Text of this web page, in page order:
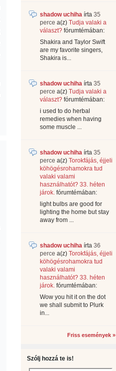
shadow uchiha írta 35
perce a(z) Tudja valaki a
választ? fórumtémában:
Shakira and Taylor Swift
are my favorite singers,
Shakira is...
shadow uchiha írta 35
perce a(z) Tudja valaki a
választ? fórumtémában:
i used to do herbal
remedies when having
some muscle ...
shadow uchiha írta 35
perce a(z) Torokfájás, éjjeli
köhögésrohamokra tud
valaki valami
használhatót? 33. héten
járok. fórumtémában:
light bulbs are good for
lighting the home but stay
away from ...
shadow uchiha írta 36
perce a(z) Torokfájás, éjjeli
köhögésrohamokra tud
valaki valami
használhatót? 33. héten
járok. fórumtémában:
Wow you hit it on the dot
we shall submit to Plurk
in...
Friss események »
Szólj hozzá te is!